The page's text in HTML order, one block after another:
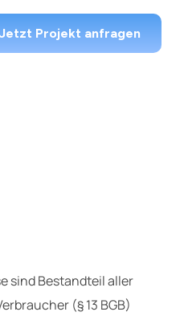
Projekt anfragen
sind Bestandteil aller
(§ 13 BGB)